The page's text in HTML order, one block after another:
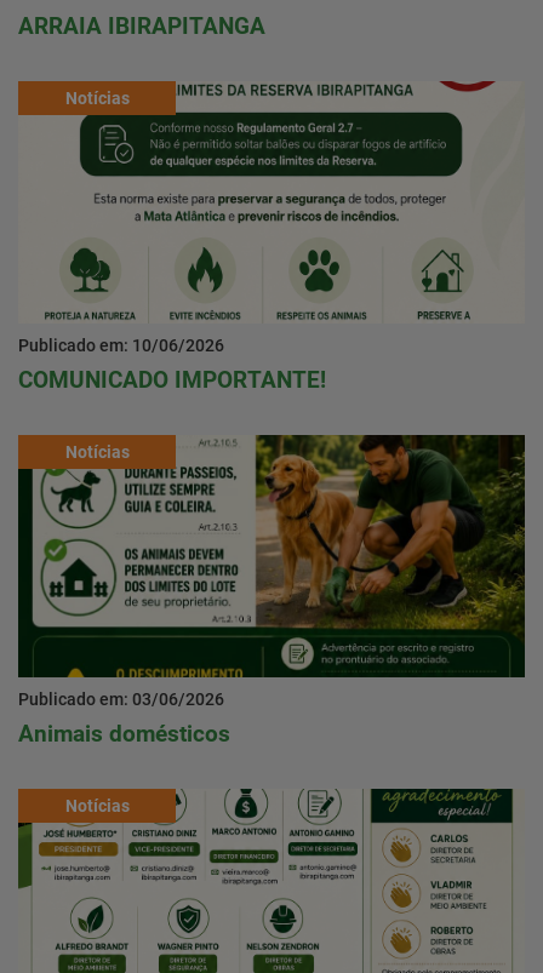
ARRAIA IBIRAPITANGA
Notícias
Publicado em: 10/06/2026
COMUNICADO IMPORTANTE!
Notícias
Publicado em: 03/06/2026
Animais domésticos
Notícias